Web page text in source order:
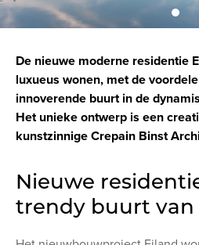
De nieuwe moderne residentie
luxueus wonen, met de
innoverende buurt in de
Het unieke ontwerp is een
kunstzinnige Crepain Binst
Nieuwe
trendy buurt